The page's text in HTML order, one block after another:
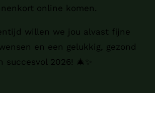
online komen.
willen we jou alvast fijne
en een gelukkig, gezond
succesvol 2026! 🎄✨